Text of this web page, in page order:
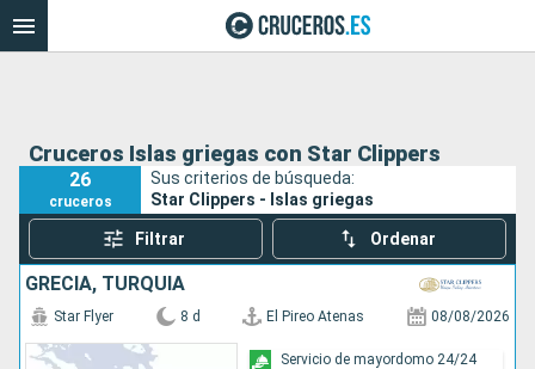
Cruceros Islas griegas con Star Clippers
26
cruceros
Sus criterios de búsqueda:
Star Clippers - Islas griegas
Filtrar Ordenar
GRECIA, TURQUÍA
Star Flyer 8 d El Pireo Atenas 08/08/2026
Servicio de mayordomo 24/24